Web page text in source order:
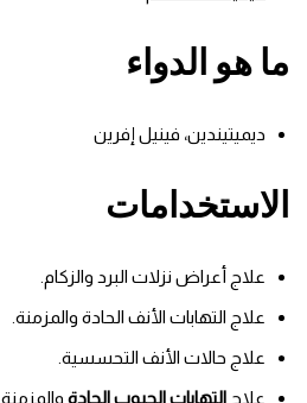
ما هو الدواء
ديميتيندين، فينيل إفرين
الاستخدامات
علاج أعراض نزلات البرد والزكام.
علاج التهابات الأنف الحادة والمزمنة.
علاج حالات الأنف التحسسية.
علاج التهابات الجيوب الحادة والمزمنة.